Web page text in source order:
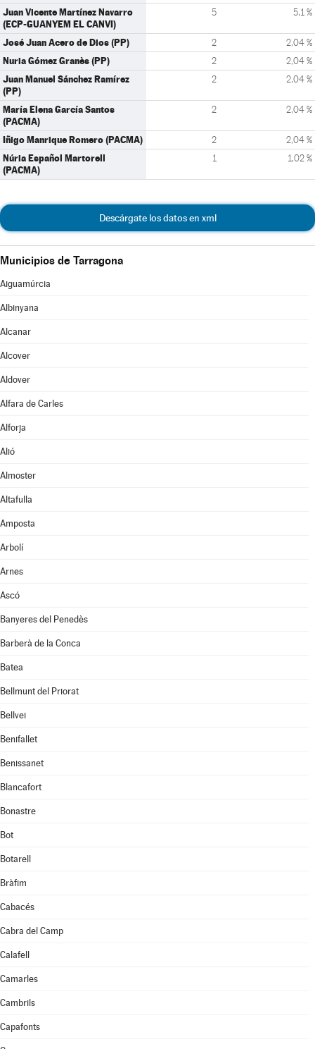
Juan Vicente Martínez Navarro
(ECP-GUANYEM EL CANVI)
5 5,1 %
José Juan Acero de Dios (PP) 2 2,04 %
Nuria Gómez Granès (PP) 2 2,04 %
Juan Manuel Sánchez Ramírez
(PP)
2 2,04 %
María Elena García Santos
(PACMA)
2 2,04 %
Iñigo Manrique Romero (PACMA) 2 2,04 %
Núria Español Martorell
(PACMA)
1 1,02 %
Descárgate los datos en xml
Municipios de Tarragona
Aiguamúrcia
Albinyana
Alcanar
Alcover
Aldover
Alfara de Carles
Alforja
Alió
Almoster
Altafulla
Amposta
Arbolí
Arnes
Ascó
Banyeres del Penedès
Barberà de la Conca
Batea
Bellmunt del Priorat
Bellvei
Benifallet
Benissanet
Blancafort
Bonastre
Bot
Botarell
Bràfim
Cabacés
Cabra del Camp
Calafell
Camarles
Cambrils
Capafonts